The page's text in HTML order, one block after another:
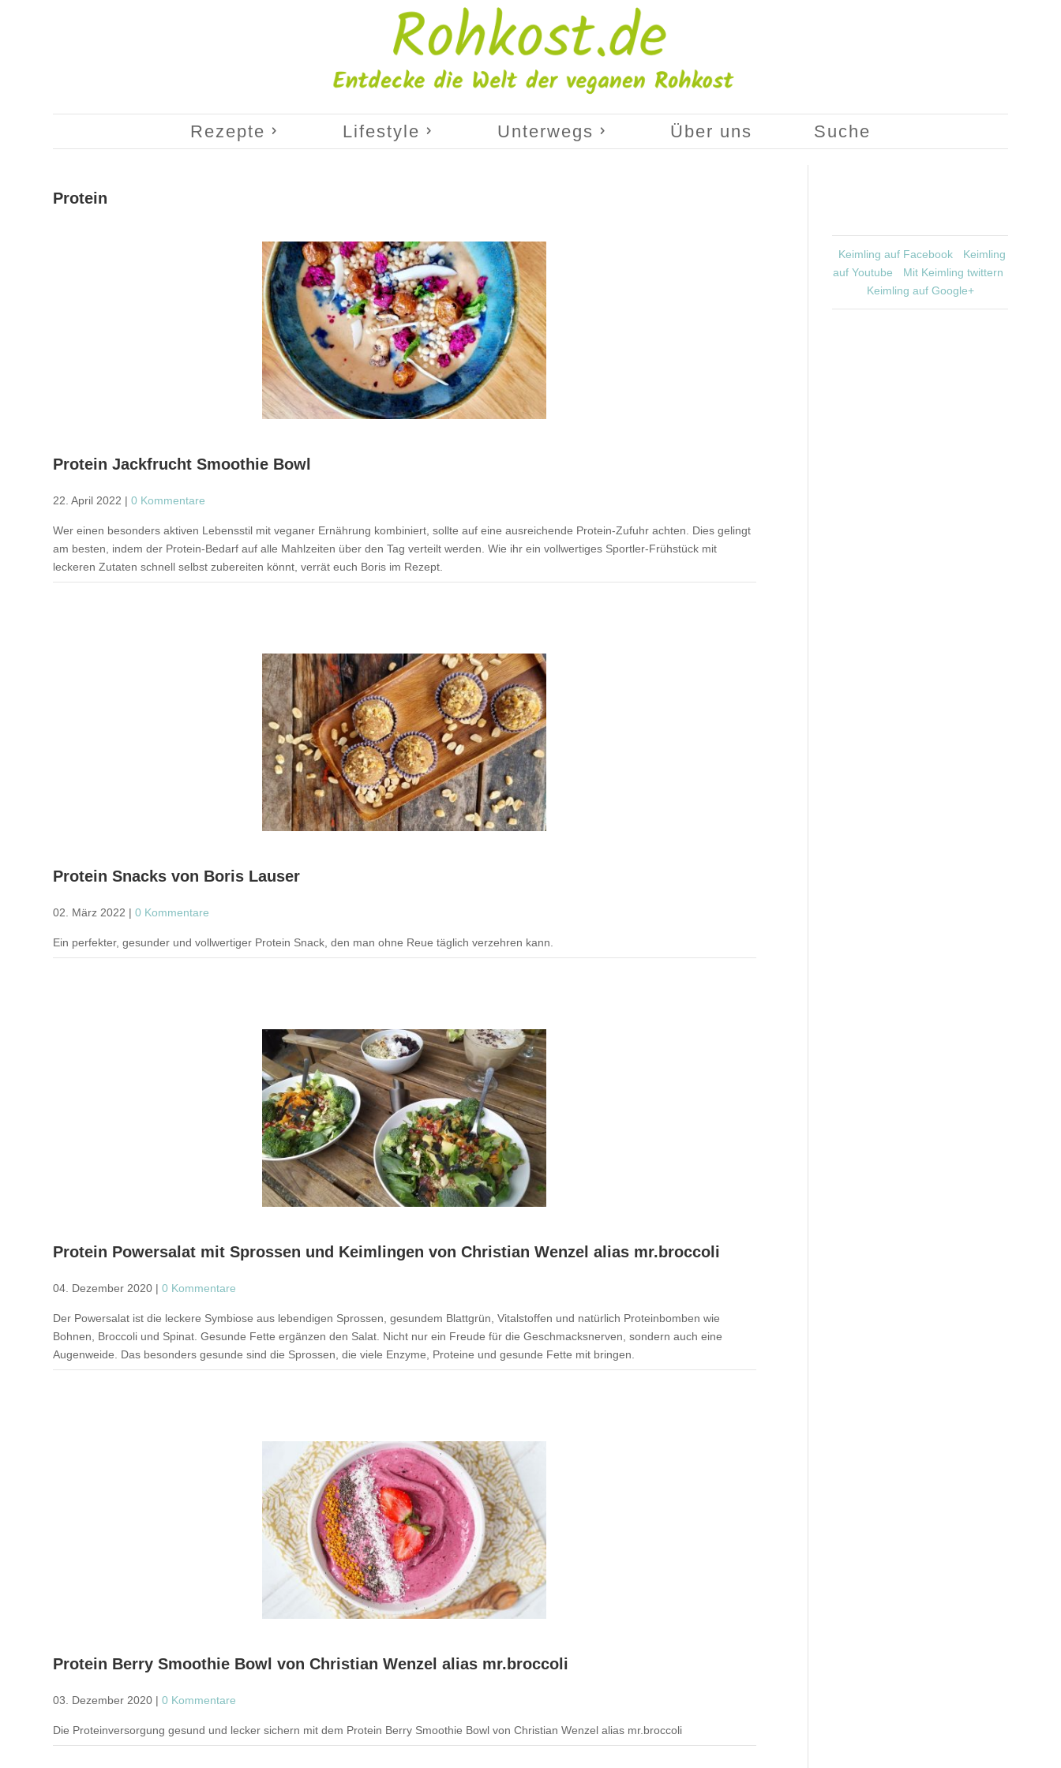
Rezepte Lifestyle Unterwegs Über uns Suche
Protein
Protein Jackfrucht Smoothie Bowl
22. April 2022 |0 Kommentare
Wer einen besonders aktiven Lebensstil mit veganer Ernährung kombiniert, sollte auf eine ausreichende Protein-Zufuhr achten. Dies gelingt
am besten, indem der Protein-Bedarf auf alle Mahlzeiten über den Tag verteilt werden. Wie ihr ein vollwertiges Sportler-Frühstück mit
leckeren Zutaten schnell selbst zubereiten könnt, verrät euch Boris im Rezept.
Protein Snacks von Boris Lauser
02. März 2022 |0 Kommentare
Ein perfekter, gesunder und vollwertiger Protein Snack, den man ohne Reue täglich verzehren kann.
Protein Powersalat mit Sprossen und Keimlingen von Christian Wenzel alias mr.broccoli
04. Dezember 2020 |0 Kommentare
Der Powersalat ist die leckere Symbiose aus lebendigen Sprossen, gesundem Blattgrün, Vitalstoffen und natürlich Proteinbomben wie
Bohnen, Broccoli und Spinat. Gesunde Fette ergänzen den Salat. Nicht nur ein Freude für die Geschmacksnerven, sondern auch eine
Augenweide. Das besonders gesunde sind die Sprossen, die viele Enzyme, Proteine und gesunde Fette mit bringen.
Protein Berry Smoothie Bowl von Christian Wenzel alias mr.broccoli
03. Dezember 2020 |0 Kommentare
Die Proteinversorgung gesund und lecker sichern mit dem Protein Berry Smoothie Bowl von Christian Wenzel alias mr.broccoli
Keimling auf Facebook
Keimling
auf Youtube
Mit Keimling twittern
Keimling auf Google+